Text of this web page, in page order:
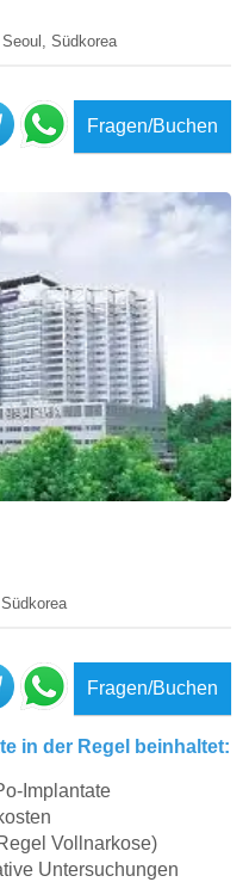
Südkorea
Fragen/Buchen
Fragen/Buchen
in der Regel beinhaltet:
Implantate
Vollnarkose)
Untersuchungen